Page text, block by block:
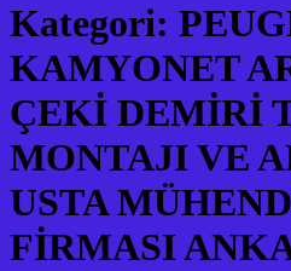
Kategori:
KAMYONET
ÇEKİ DEMİRİ
MONTAJI VE
USTA
FİRMASI